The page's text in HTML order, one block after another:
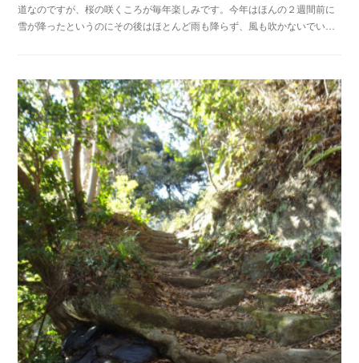
道なのですが、桜の咲くころが毎年楽しみです。今年はほんの２週間前に
雪が降ったというのにその後はほとんど雨も降らず、風も吹かないでい…